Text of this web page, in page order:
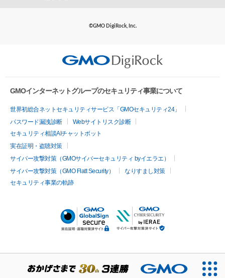
©GMO DigiRock, Inc.
GMOインターネットグループのセキュリティ事業について
世界初総合ネットセキュリティサービス「GMOセキュリティ24」
パスワード漏洩診断
Webサイトリスク診断
セキュリティ相談AIチャットボット
実在証明・盗聴対策
サイバー攻撃対策（GMOサイバーセキュリティ byイエラエ）
サイバー攻撃対策（GMO Flatt Security）
なりすまし対策
セキュリティ事業の軌跡